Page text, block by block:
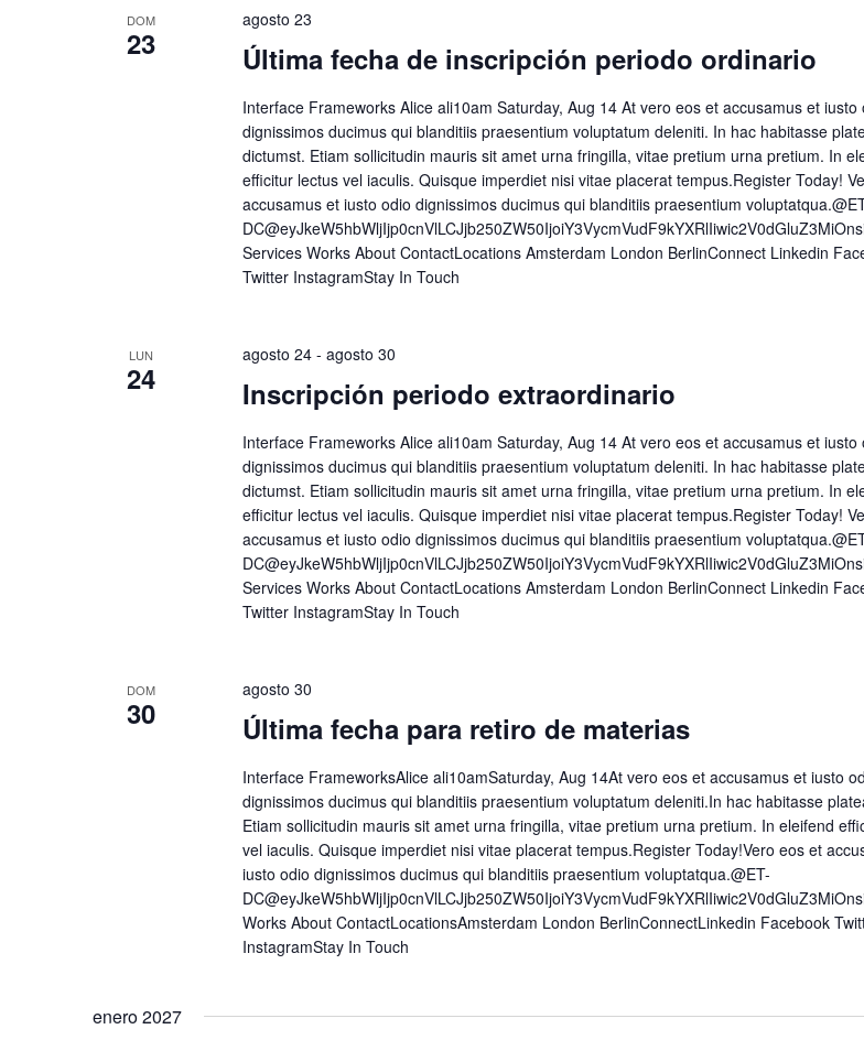
DOM
23 Última fecha de inscripción periodo ordinario
agosto 23
Interface Frameworks Alice ali10am Saturday, Aug 14 At vero eos et accusamus et iusto
dignissimos ducimus qui blanditiis praesentium voluptatum deleniti. In hac habitasse
dictumst. Etiam sollicitudin mauris sit amet urna fringilla, vitae pretium urna pretium. In
efficitur lectus vel iaculis. Quisque imperdiet nisi vitae placerat tempus.Register Today!
accusamus et iusto odio dignissimos ducimus qui blanditiis praesentium
Services Works About ContactLocations Amsterdam London BerlinConnect Linkedin
Twitter InstagramStay In Touch
LUN
24 Inscripción periodo extraordinario
agosto 24- agosto 30
Interface Frameworks Alice ali10am Saturday, Aug 14 At vero eos et accusamus et iusto
dignissimos ducimus qui blanditiis praesentium voluptatum deleniti. In hac habitasse
dictumst. Etiam sollicitudin mauris sit amet urna fringilla, vitae pretium urna pretium. In
efficitur lectus vel iaculis. Quisque imperdiet nisi vitae placerat tempus.Register Today!
accusamus et iusto odio dignissimos ducimus qui blanditiis praesentium
Services Works About ContactLocations Amsterdam London BerlinConnect Linkedin
Twitter InstagramStay In Touch
DOM
30 Última fecha para retiro de materias
agosto 30
Interface FrameworksAlice ali10amSaturday, Aug 14At vero eos et accusamus et iusto
dignissimos ducimus qui blanditiis praesentium voluptatum deleniti.In hac habitasse
Etiam sollicitudin mauris sit amet urna fringilla, vitae pretium urna pretium. In eleifend
vel iaculis. Quisque imperdiet nisi vitae placerat tempus.Register Today!Vero eos et
iusto odio dignissimos ducimus qui blanditiis praesentium voluptatqua.@ET-
Works About ContactLocationsAmsterdam London BerlinConnectLinkedin Facebook
InstagramStay In Touch
enero 2027